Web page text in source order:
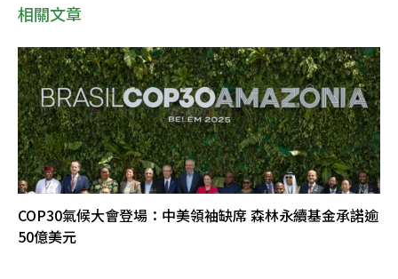
相關文章
COP30氣候大會登場：中美領袖缺席 森林永續基金承諾逾
50億美元